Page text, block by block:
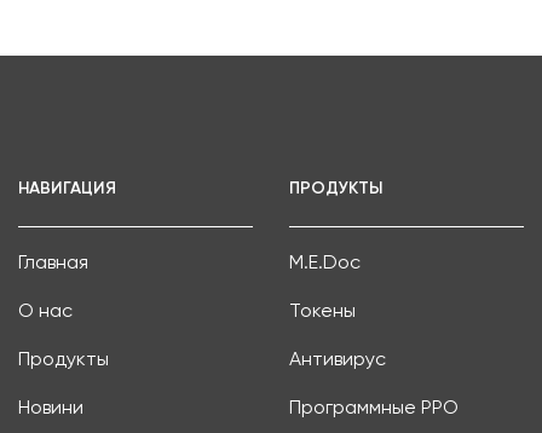
НАВИГАЦИЯ
Главная
О нас
Продукты
Новини
ПРОДУКТЫ
M.E.Doc
Токены
Антивирус
Программные РРО